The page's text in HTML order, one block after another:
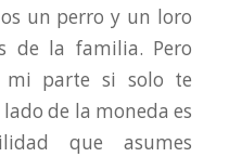
un perro y un loro
de la familia. Pero
mi parte si solo te
de la moneda es
que asumes